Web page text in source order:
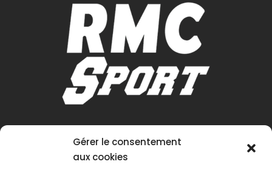
Gérer le consentement
aux cookies